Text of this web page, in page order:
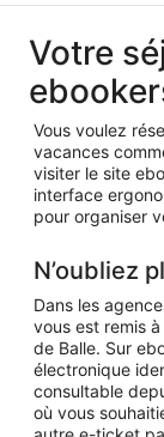
Votre
Vous voulez
vacances
visiter le site
interface
pour organiser
N’oubliez
Dans les
vous est remis
de Balle. Sur
électronique
consultable
où vous